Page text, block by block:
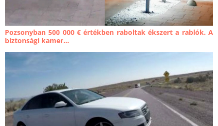
Pozsonyban 500 000 € értékben raboltak ékszert a rablók. A
biztonsági kamer...